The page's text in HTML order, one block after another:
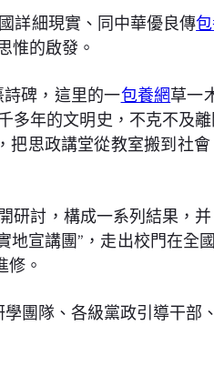
詳細現實、同中華優良傳
惟的啟發。
碑，這里的一包養網草一
多年的文明史，不克不及
思政講堂從教室搬到社
研討，構成一系列結果，
宣講團”，走出校門在全
。
團隊、各級黨政引導干部